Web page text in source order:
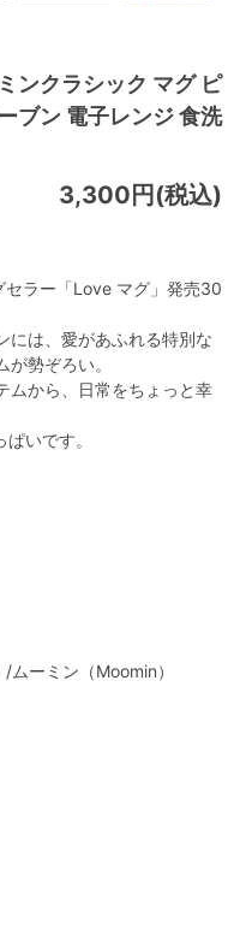
ンクラシック マグ ピ
ブン 電子レンジ 食洗
3,300円(税込)
ムーミン（Moomin）
ラー「Love マグ」発売30
には、愛があふれる特別な
勢ぞろい。
ムから、日常をちょっと幸
いです。